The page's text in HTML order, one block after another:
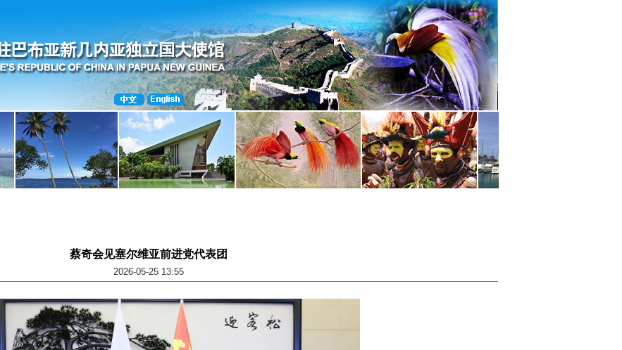
蔡奇会见塞尔维亚前进党代表团
2026-05-25 13:55